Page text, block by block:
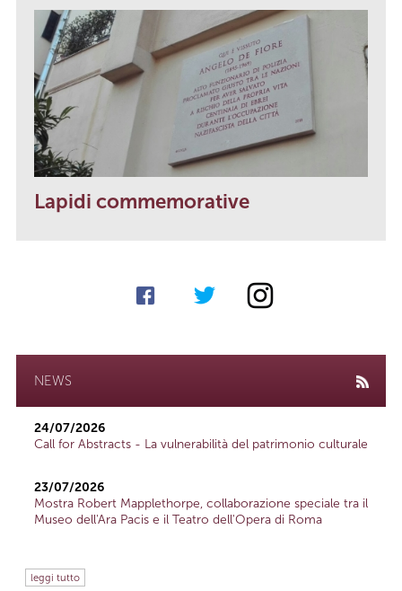
Lapidi commemorative
NEWS
24/07/2026
Call for Abstracts - La vulnerabilità del patrimonio culturale
23/07/2026
Mostra Robert Mapplethorpe, collaborazione speciale tra il
Museo dell'Ara Pacis e il Teatro dell'Opera di Roma
leggi tutto